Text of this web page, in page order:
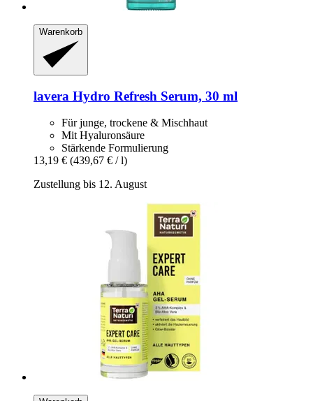
Warenkorb
lavera Hydro Refresh Serum, 30 ml
Für junge, trockene & Mischhaut
Mit Hyaluronsäure
Stärkende Formulierung
13,19 € (439,67 € / l)
Zustellung bis 12. August